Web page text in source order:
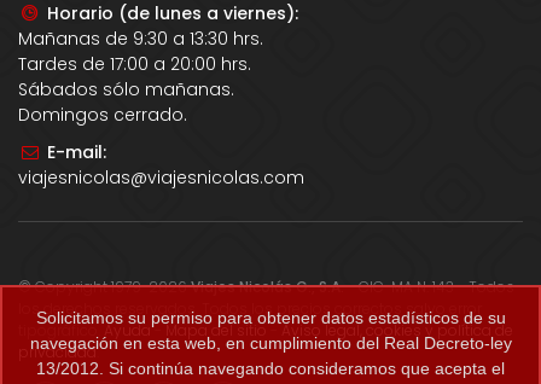
Horario (de lunes a viernes):
Mañanas de 9:30 a 13:30 hrs.
Tardes de 17:00 a 20:00 hrs.
Sábados sólo mañanas.
Domingos cerrado.
E-mail:
viajesnicolas@viajesnicolas.com
© Copyright 1979-2026Viajes Nicolás G., S.A.- CIC-MA N. 143 - Todos
los derechos reservados. Todos los precios correctos salvo error
tipográfico.Ayuda -Mapa del sitio-Aviso legal, cookies y política de
privacidad.
Solicitamos su permiso para obtener datos estadísticos de su
navegación en esta web, en cumplimiento del Real Decreto-ley
13/2012. Si continúa navegando consideramos que acepta el